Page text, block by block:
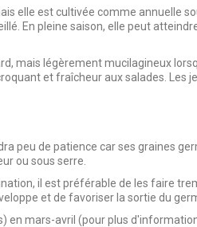
elle est cultivée comme annuelle
En pleine saison, elle peut
mais légèrement mucilagineux
et fraîcheur aux salades. Les
peu de patience car ses graines
ou sous serre.
il est préférable de les faire
et de favoriser la sortie du
en mars-avril (pour plus